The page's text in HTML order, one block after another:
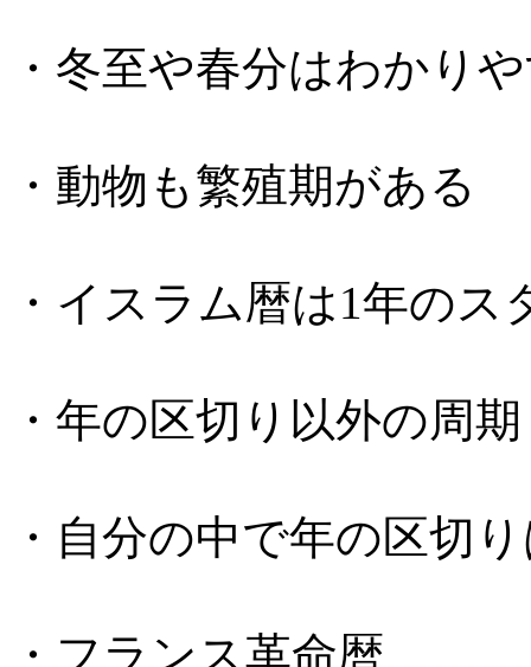
・冬至や春分はわかり
・動物も繁殖期がある
・イスラム暦は1年の
・年の区切り以外の周期
・自分の中で年の区切
・フランス革命暦